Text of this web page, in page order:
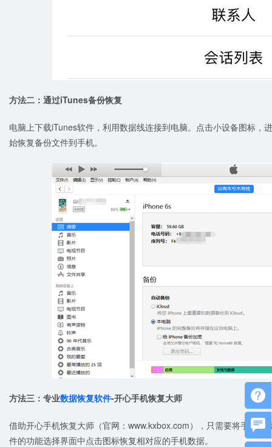
方法二：通过iTunes备份恢复
电脑上下载iTunes软件，利用数据线连接到电脑。点击小设备图标，
始恢复备份文件到手机。
方法三：专业数据恢复软件-开心手机恢复大师
借助开心手机恢复大师（官网：www.kxbox.com），只需要将手机
件的功能选择界面中点击图标恢复相对应的手机数据。

